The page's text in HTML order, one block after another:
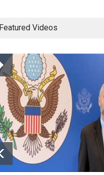
Radio partenaire
Magazine : le
prise en charge
personnes
VIH
Santé 25/03/2019
Featured Videos